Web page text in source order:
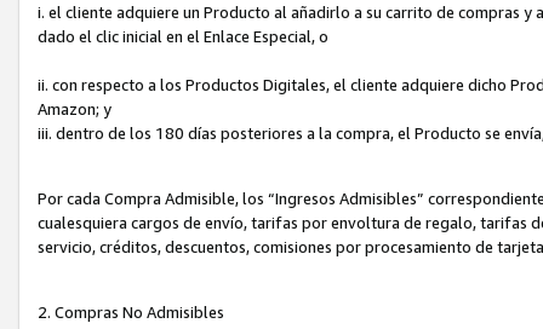
i. el cliente adquiere un Producto al añadirlo a su carrito de compras
dado el clic inicial en el Enlace Especial, o
ii. con respecto a los Productos Digitales, el cliente adquiere dicho
Amazon; y
iii. dentro de los 180 días posteriores a la compra, el Producto se
Por cada Compra Admisible, los “Ingresos Admisibles”
cualesquiera cargos de envío, tarifas por envoltura de regalo, tarifas
servicio, créditos, descuentos, comisiones por procesamiento de
2. Compras No Admisibles